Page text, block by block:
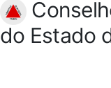
do Estado